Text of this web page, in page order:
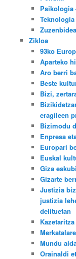
Psikologia
Zuzenbidea
Zikloa
93ko
Aparteko
Aro berri
Beste
Bizi,
eragileen
Bizimodu
Enpresa
Europari
Euskal
Giza
Gizarte
Justizia
justizia
delituetan
Mundu
Orainaldi